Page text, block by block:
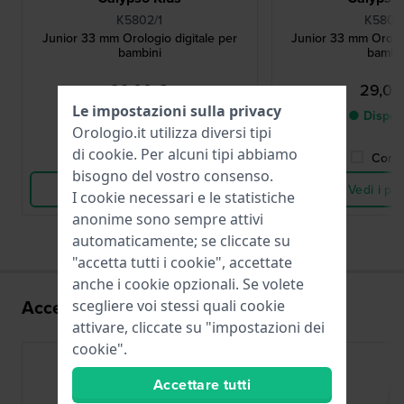
K5802/1
Junior 33 mm Orologio digitale per
bambini
29,00 €
● Disponibile
Confronta
Vedi i prodotti
Junior 33 mm
●
Vedi i
Accessori per il movimento BJ5802
Le impostazioni sulla privacy
Orologio.it utilizza diversi tipi
di cookie. Per alcuni tipi abbiamo
bisogno del vostro consenso.
I cookie necessari e le statistiche
anonime sono sempre attivi
automaticamente; se cliccate su
"accetta tutti i cookie", accettate
anche i cookie opzionali. Se volete
scegliere voi stessi quali cookie
attivare, cliccate su "impostazioni dei
cookie".
Accettare tutti